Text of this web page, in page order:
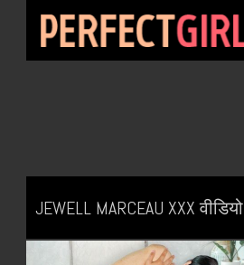
JEWELL MARCEAU XXX वीडियो